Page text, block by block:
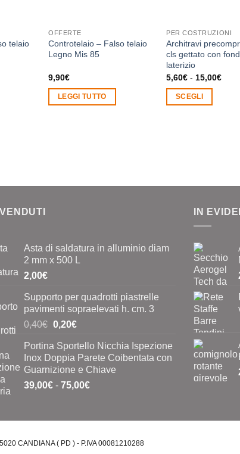
telaio
OFFERTE
Controtelaio – Falso telaio
Legno Mis 85
9,90€
LEGGI TUTTO
PER COSTRUZIONI
Architravi
cls gettato con
laterizio
5,60€ - 15,00€
SCEGLI
scelte
prodotto
Asta di saldatura in alluminio diam
2 mm x 500 L
2,00€
Supporto per quadrotti piastrelle
pavimenti sopraelevati h. cm. 3
0,40€ Il
originale
era:
0,40€.
0,20€Il
attuale
è:
0,20€.
Portina Sportello Nicchia Ispezione
Inox Doppia Parete Coibentata con
Guarnizione e Chiave
39,00€ - 75,00€Fascia
da
a
IN
CANDIANA ( PD ) - P.IVA 00081210288